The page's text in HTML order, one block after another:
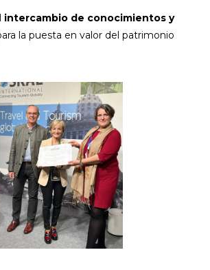
intercambio de conocimientos y
la puesta en valor del patrimonio